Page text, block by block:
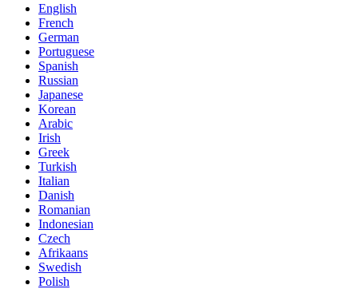
English
French
German
Portuguese
Spanish
Russian
Japanese
Korean
Arabic
Irish
Greek
Turkish
Italian
Danish
Romanian
Indonesian
Czech
Afrikaans
Swedish
Polish